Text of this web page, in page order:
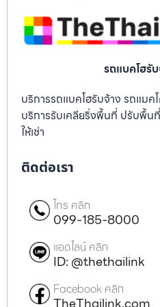
รถแบคโฮรั
บริการรถแบคโฮรับจ้าง รถแมค
บริการรับเคลียริ่งพื้นที่ ปรับพื้
ให้เช่า
ติดต่อเรา
โทร คลิก
099-185-8000
แอดไลน์ คลิก
ID: @thethailink
Facebook คลิก